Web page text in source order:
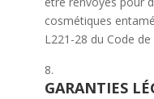
cosmétiques
L221-28 du Code
GARANTIES